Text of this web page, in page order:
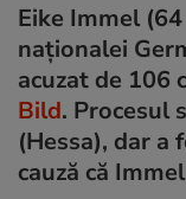
Eike Immel
naționalei
acuzat de 106
Bild. Procesul
(Hessa), dar a
cauză că